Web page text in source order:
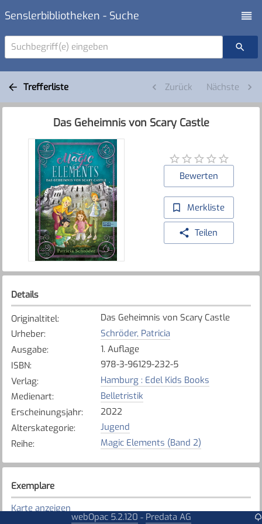
Senslerbibliotheken - Suche
Suchbegriff(e) eingeben
Trefferliste Zurück Nächste
Das Geheimnis von Scary Castle
Bewerten
Merkliste
Teilen
Details
Originaltitel:
Das Geheimnis von Scary Castle
Urheber:
Schröder, Patricia
Ausgabe:
1. Auflage
ISBN:
978-3-96129-232-5
Verlag:
Hamburg : Edel Kids Books
Medienart:
Belletristik
Erscheinungsjahr:
2022
Alterskategorie:
Jugend
Reihe: Magic Elements (Band 2)
Exemplare
Karte anzeigen
webOpac 5.2.120 - Predata AG